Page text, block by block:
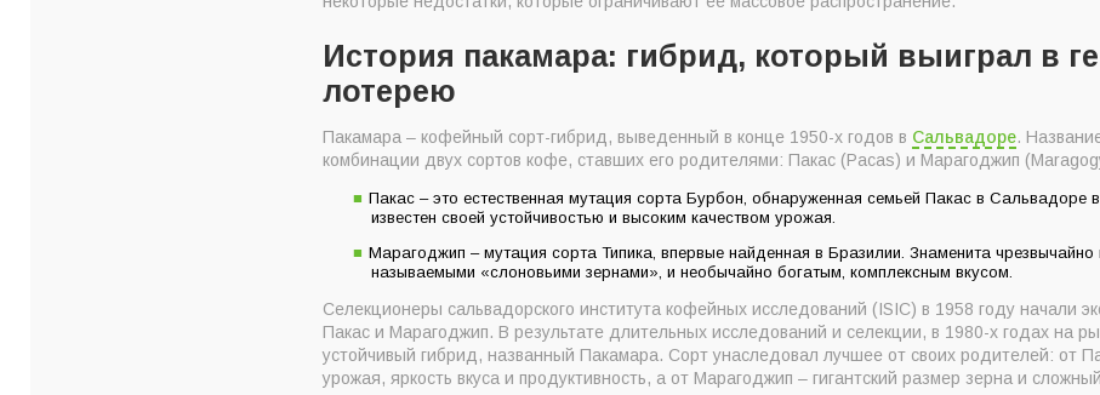
История пакамара: гибрид, который выиграл в
лотерею
Пакамара – кофейный сорт-гибрид, выведенный в конце 1950-х годов в Сальвадоре.
комбинации двух сортов кофе, ставших его родителями: Пакас (Pacas) и Марагоджип
Пакас – это естественная мутация сорта Бурбон, обнаруженная семьей Пакас в Сальвадоре
известен своей устойчивостью и высоким качеством урожая.
Марагоджип – мутация сорта Типика, впервые найденная в Бразилии. Знаменита чрезвычайно
называемыми «слоновьими зернами», и необычайно богатым, комплексным вкусом.
Селекционеры сальвадорского института кофейных исследований (ISIC) в 1958 году начали
Пакас и Марагоджип. В результате длительных исследований и селекции, в 1980-х годах на
устойчивый гибрид, названный Пакамара. Сорт унаследовал лучшее от своих родителей: от
урожая, яркость вкуса и продуктивность, а от Марагоджип – гигантский размер зерна и